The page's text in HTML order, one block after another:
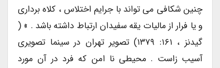
چنین شکافی می تواند با جرایم اختلاس ، کلاه برداری
و یا فرار از مالیات یقه سفیدان ارتباط داشته باشد . » (
گیدنز ، ۱۶۱: ۱۳۷۹) تصویر تهران در سینما تصویری
آسیب زاست . محیطی نا امن که فرد در آن مورد